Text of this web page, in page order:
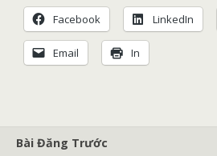
Facebook LinkedIn
Email In
Bài Đăng Trước